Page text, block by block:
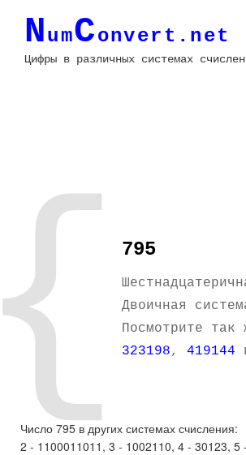
NumConvert.net
Цифры в различных системах
795
Двоичная
Посмотрите так
323198, 419144
Число 795 в других системах счисления:
2 - 1100011011, 3 - 1002110, 4 - 30123,